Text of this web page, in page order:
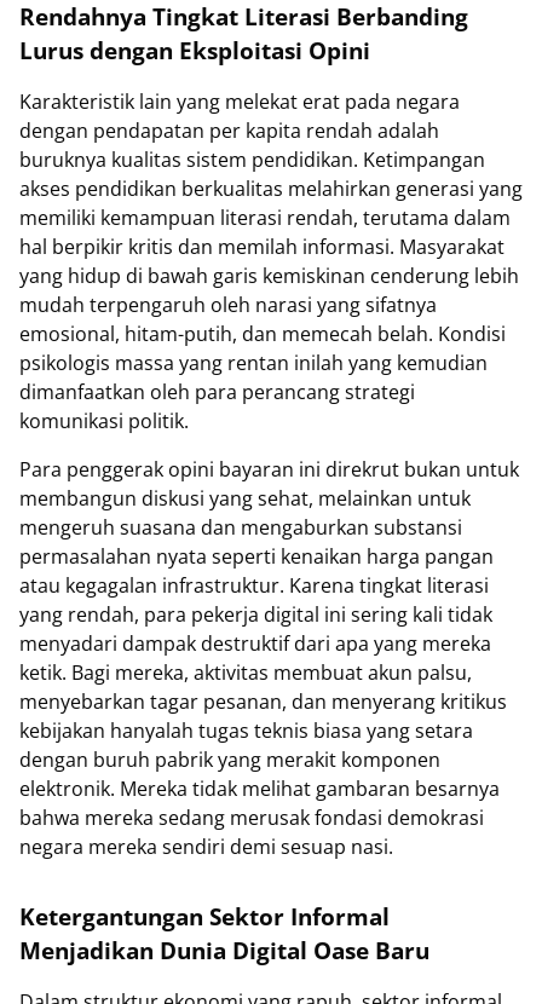
Rendahnya Tingkat Literasi Berbanding
Lurus dengan Eksploitasi Opini
Karakteristik lain yang melekat erat pada negara
dengan pendapatan per kapita rendah adalah
buruknya kualitas sistem pendidikan. Ketimpangan
akses pendidikan berkualitas melahirkan generasi yang
memiliki kemampuan literasi rendah, terutama dalam
hal berpikir kritis dan memilah informasi. Masyarakat
yang hidup di bawah garis kemiskinan cenderung lebih
mudah terpengaruh oleh narasi yang sifatnya
emosional, hitam-putih, dan memecah belah. Kondisi
psikologis massa yang rentan inilah yang kemudian
dimanfaatkan oleh para perancang strategi
komunikasi politik.
Para penggerak opini bayaran ini direkrut bukan untuk
membangun diskusi yang sehat, melainkan untuk
mengeruh suasana dan mengaburkan substansi
permasalahan nyata seperti kenaikan harga pangan
atau kegagalan infrastruktur. Karena tingkat literasi
yang rendah, para pekerja digital ini sering kali tidak
menyadari dampak destruktif dari apa yang mereka
ketik. Bagi mereka, aktivitas membuat akun palsu,
menyebarkan tagar pesanan, dan menyerang kritikus
kebijakan hanyalah tugas teknis biasa yang setara
dengan buruh pabrik yang merakit komponen
elektronik. Mereka tidak melihat gambaran besarnya
bahwa mereka sedang merusak fondasi demokrasi
negara mereka sendiri demi sesuap nasi.
Ketergantungan Sektor Informal
Menjadikan Dunia Digital Oase Baru